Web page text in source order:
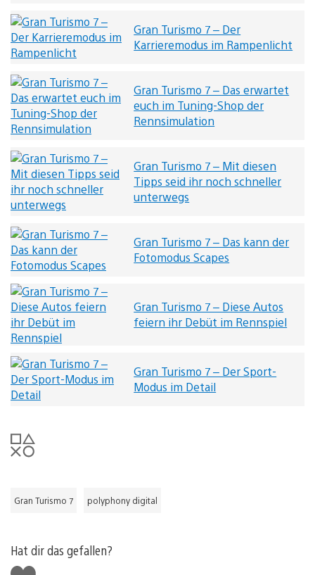
Gran Turismo 7 – Der
Karrieremodus im Rampenlicht
Gran Turismo 7 – Das erwartet
euch im Tuning-Shop der
Rennsimulation
Gran Turismo 7 – Mit diesen
Tipps seid ihr noch schneller
unterwegs
Gran Turismo 7 – Das kann der
Fotomodus Scapes
Gran Turismo 7 – Diese Autos
feiern ihr Debüt im Rennspiel
Gran Turismo 7 – Der Sport-
Modus im Detail
Gran Turismo 7 polyphony digital
Hat dir das gefallen?
Gefällt